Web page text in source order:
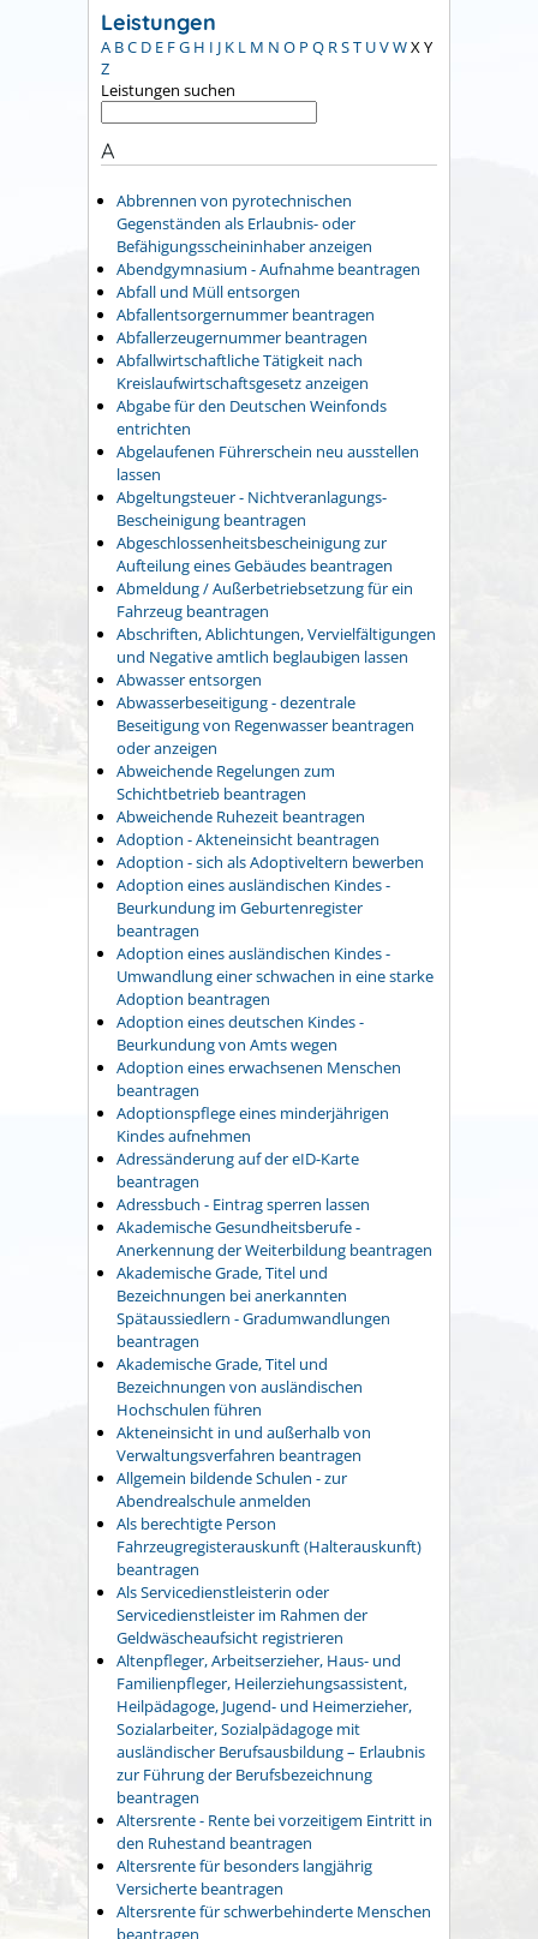
Leistungen
A BC D E FG H I J K L M N O P Q RST UVWXY
Z
Leistungen suchen
A
Abbrennen von pyrotechnischen
Gegenständen als Erlaubnis- oder
Befähigungsscheininhaber anzeigen
Abendgymnasium - Aufnahme beantragen
Abfall und Müll entsorgen
Abfallentsorgernummer beantragen
Abfallerzeugernummer beantragen
Abfallwirtschaftliche Tätigkeit nach
Kreislaufwirtschaftsgesetz anzeigen
Abgabe für den Deutschen Weinfonds
entrichten
Abgelaufenen Führerschein neu ausstellen
lassen
Abgeltungsteuer - Nichtveranlagungs-
Bescheinigung beantragen
Abgeschlossenheitsbescheinigung zur
Aufteilung eines Gebäudes beantragen
Abmeldung / Außerbetriebsetzung für ein
Fahrzeug beantragen
Abschriften, Ablichtungen, Vervielfältigungen
und Negative amtlich beglaubigen lassen
Abwasser entsorgen
Abwasserbeseitigung - dezentrale
Beseitigung von Regenwasser beantragen
oder anzeigen
Abweichende Regelungen zum
Schichtbetrieb beantragen
Abweichende Ruhezeit beantragen
Adoption - Akteneinsicht beantragen
Adoption - sich als Adoptiveltern bewerben
Adoption eines ausländischen Kindes -
Beurkundung im Geburtenregister
beantragen
Adoption eines ausländischen Kindes -
Umwandlung einer schwachen in eine starke
Adoption beantragen
Adoption eines deutschen Kindes -
Beurkundung von Amts wegen
Adoption eines erwachsenen Menschen
beantragen
Adoptionspflege eines minderjährigen
Kindes aufnehmen
Adressänderung auf der eID-Karte
beantragen
Adressbuch - Eintrag sperren lassen
Akademische Gesundheitsberufe -
Anerkennung der Weiterbildung beantragen
Akademische Grade, Titel und
Bezeichnungen bei anerkannten
Spätaussiedlern - Gradumwandlungen
beantragen
Akademische Grade, Titel und
Bezeichnungen von ausländischen
Hochschulen führen
Akteneinsicht in und außerhalb von
Verwaltungsverfahren beantragen
Allgemein bildende Schulen - zur
Abendrealschule anmelden
Als berechtigte Person
Fahrzeugregisterauskunft (Halterauskunft)
beantragen
Als Servicedienstleisterin oder
Servicedienstleister im Rahmen der
Geldwäscheaufsicht registrieren
Altenpfleger, Arbeitserzieher, Haus- und
Familienpfleger, Heilerziehungsassistent,
Heilpädagoge, Jugend- und Heimerzieher,
Sozialarbeiter, Sozialpädagoge mit
ausländischer Berufsausbildung – Erlaubnis
zur Führung der Berufsbezeichnung
beantragen
Altersrente - Rente bei vorzeitigem Eintritt in
den Ruhestand beantragen
Altersrente für besonders langjährig
Versicherte beantragen
Altersrente für schwerbehinderte Menschen
beantragen